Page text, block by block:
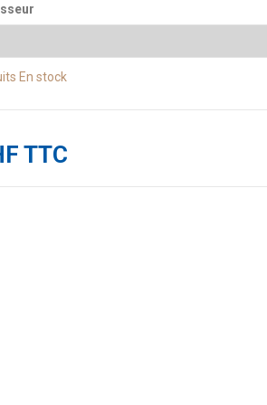
En stock
TTC